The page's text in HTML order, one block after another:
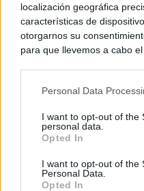
localización geográfica
características de
otorgarnos su
para que llevemos a cabo
negar su consentimiento.
de su consentimiento, pero
rechazar tal
cualquier momento
visitando nuestra política de
Personal Data
I want to opt-out of the
personal data.
Opted In
I want to opt-out of the
Personal Data.
Opted In